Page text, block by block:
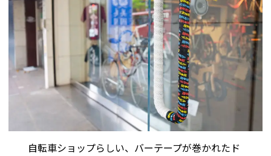
自転車ショップらしい、バーテープが巻かれたド